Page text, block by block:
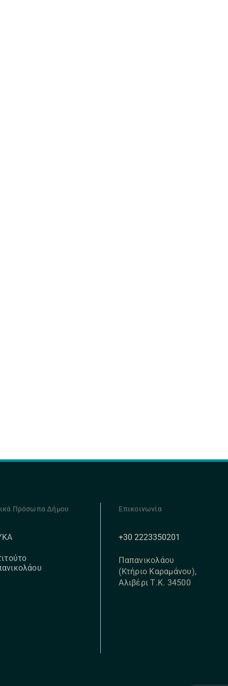
Πρόσωπα Δήμου Επικοινωνία
+30 2223350201
Παπανικολάου
(Κτήριο Καραμάνου),
Αλιβέρι Τ.Κ. 34500